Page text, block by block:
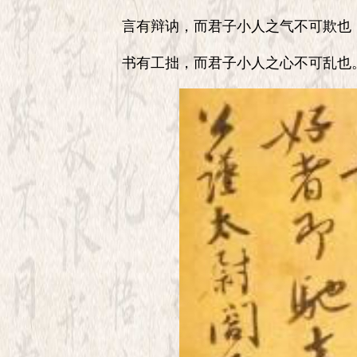
言有辩讷，而君子小人之气不可欺也
书有工拙，而君子小人之心不可乱也